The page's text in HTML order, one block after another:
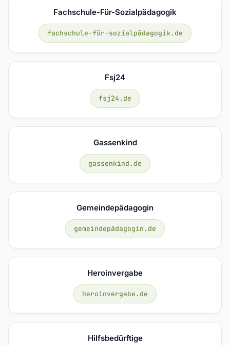
Fachschule-Für-Sozialpädagogik
fachschule-für-sozialpädagogik.de
Fsj24
fsj24.de
Gassenkind
gassenkind.de
Gemeindepädagogin
gemeindepädagogin.de
Heroinvergabe
heroinvergabe.de
Hilfsbedürftige